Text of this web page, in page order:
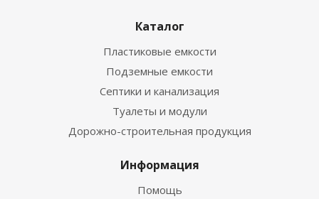
Каталог
Пластиковые емкости
Подземные емкости
Септики и канализация
Туалеты и модули
Дорожно-строительная продукция
Информация
Помощь